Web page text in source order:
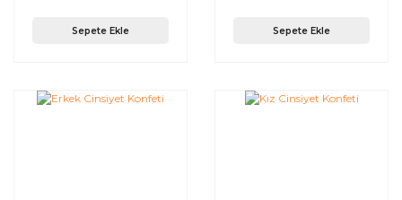
Sepete Ekle Sepete Ekle